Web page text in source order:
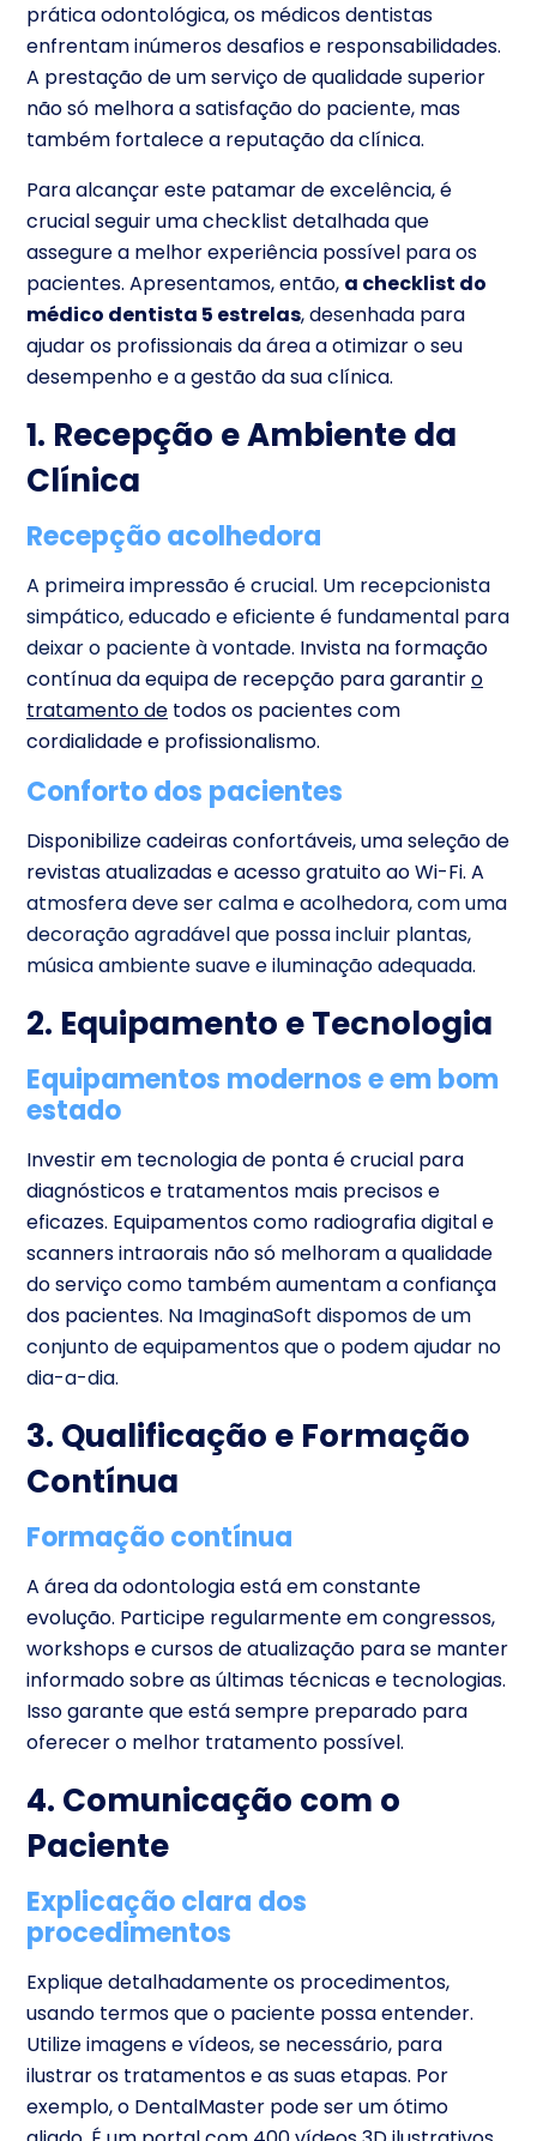
prática odontológica, os médicos dentistas
enfrentam inúmeros desafios e responsabilidades.
A prestação de um serviço de qualidade superior
não só melhora a satisfação do paciente, mas
também fortalece a reputação da clínica.
Para alcançar este patamar de excelência, é
crucial seguir uma checklist detalhada que
assegure a melhor experiência possível para os
pacientes. Apresentamos, então, a checklist do
médico dentista 5 estrelas, desenhada para
ajudar os profissionais da área a otimizar o seu
desempenho e a gestão da sua clínica.
1. Recepção e Ambiente da
Clínica
Recepção acolhedora
A primeira impressão é crucial. Um recepcionista
simpático, educado e eficiente é fundamental para
deixar o paciente à vontade. Invista na formação
contínua da equipa de recepção para garantiro
tratamento de todos os pacientes com
cordialidade e profissionalismo.
Conforto dos pacientes
Disponibilize cadeiras confortáveis, uma seleção de
revistas atualizadas e acesso gratuito ao Wi-Fi. A
atmosfera deve ser calma e acolhedora, com uma
decoração agradável que possa incluir plantas,
música ambiente suave e iluminação adequada.
2. Equipamento e Tecnologia
Equipamentos modernos e em bom
estado
Investir em tecnologia de ponta é crucial para
diagnósticos e tratamentos mais precisos e
eficazes. Equipamentos como radiografia digital e
scanners intraorais não só melhoram a qualidade
do serviço como também aumentam a confiança
dos pacientes. Na ImaginaSoft dispomos de um
conjunto de equipamentos que o podem ajudar no
dia-a-dia.
3. Qualificação e Formação
Contínua
Formação contínua
A área da odontologia está em constante
evolução. Participe regularmente em congressos,
workshops e cursos de atualização para se manter
informado sobre as últimas técnicas e tecnologias.
Isso garante que está sempre preparado para
oferecer o melhor tratamento possível.
4. Comunicação com o
Paciente
Explicação clara dos
procedimentos
Explique detalhadamente os procedimentos,
usando termos que o paciente possa entender.
Utilize imagens e vídeos, se necessário, para
ilustrar os tratamentos e as suas etapas. Por
exemplo, o DentalMaster pode ser um ótimo